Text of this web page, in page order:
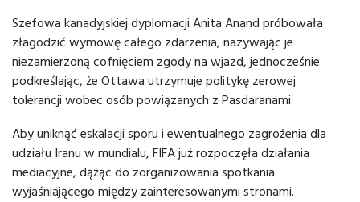
Szefowa kanadyjskiej dyplomacji Anita Anand próbowała
złagodzić wymowę całego zdarzenia, nazywając je
niezamierzoną cofnięciem zgody na wjazd, jednocześnie
podkreślając, że Ottawa utrzymuje politykę zerowej
tolerancji wobec osób powiązanych z Pasdaranami.
Aby uniknąć eskalacji sporu i ewentualnego zagrożenia dla
udziału Iranu w mundialu, FIFA już rozpoczęła działania
mediacyjne, dążąc do zorganizowania spotkania
wyjaśniającego między zainteresowanymi stronami.